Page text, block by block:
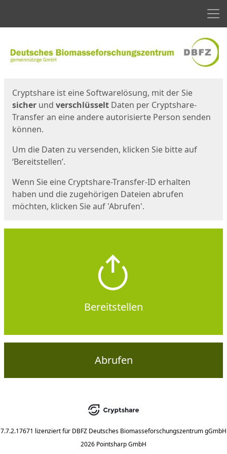
Cryptshare ist eine Softwarelösung, mit der Sie
sicher und verschlüsselt Daten per Cryptshare-
Transfer an eine andere autorisierte Person senden
können.
Um die Daten zu versenden, klicken Sie bitte auf
‘Bereitstellen’.
Wenn Sie eine Cryptshare-Transfer-ID erhalten
haben und die zugehörigen Dateien abrufen
möchten, klicken Sie auf 'Abrufen'.
Bereitstellen
Abrufen
7.7.2.17671 lizenziert für DBFZ Deutsches Biomasseforschungszentrum gGmbH
2026 Pointsharp GmbH